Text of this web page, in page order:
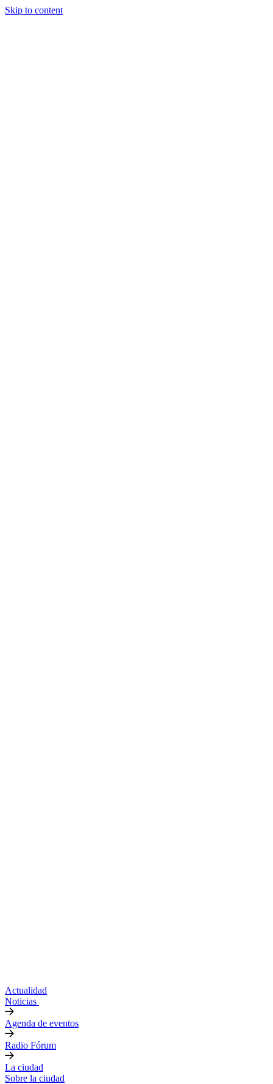
Skip to content
Actualidad
Noticias
Agenda de eventos
Radio Fórum
La ciudad
Sobre la ciudad